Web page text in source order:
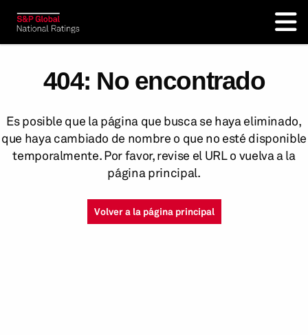
404: No encontrado
Es posible que la página que busca se haya eliminado,
que haya cambiado de nombre o que no esté disponible
temporalmente. Por favor, revise el URL o vuelva a la
página principal.
Volver a la página principal